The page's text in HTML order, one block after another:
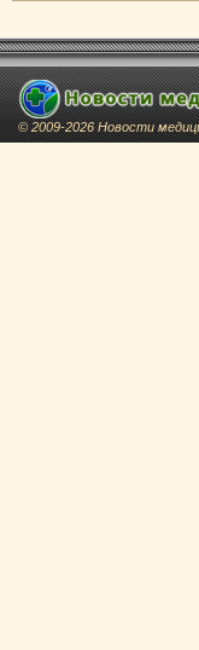
© 2009-2026 Новости